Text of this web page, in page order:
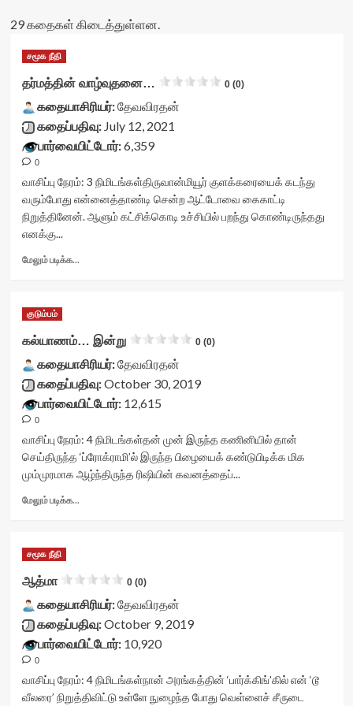
29 கதைகள் கிடைத்துள்ளன.
சமூக நீதி
தர்மத்தின் வாழ்வுதனை… 0 (0)
கதையாசிரியர்:தேவவிரதன்
கதைப்பதிவு:July 12, 2021
பார்வையிட்டோர்:6,359
0
வாசிப்பு நேரம்: 3 நிமிடங்கள்திருவான்மியூர் குளக்கரையைக் கடந்து
வரும்போது என்னைத்தாண்டி சென்ற ஆட்டோவை கைகாட்டி
நிறுத்தினேன். ஆளும் கட்சிக்கொடி உச்சியில் பறந்து கொண்டிருந்தது
எனக்கு...
மேலும் படிக்க...
<div
class="yasr-
vv-
stars-
title-
container">
class='yasr-
stars-
title
yasr-
readonly-
rater-
6c7aa3164c76a'
data-
rating='0'
data-
starsize='16'
data-
குடும்பம்
கல்யாணம்… இன்று 0 (0)
கதையாசிரியர்:தேவவிரதன்
கதைப்பதிவு:October 30, 2019
பார்வையிட்டோர்:12,615
0
வாசிப்பு நேரம்: 4 நிமிடங்கள்தன் முன் இருந்த கணினியில் தான்
செய்திருந்த ‘ப்ரோக்ராமி’ல் இருந்த பிழையைக் கண்டுபிடிக்க மிக
மும்முரமாக ஆழ்ந்திருந்த ரிஷியின் கவனத்தைப்...
மேலும் படிக்க...
class="yasr-
vv-
stars-
title-
container">
<div
stars-
title
சமூக நீதி
ஆத்மா 0 (0)
கதையாசிரியர்:தேவவிரதன்
கதைப்பதிவு:October 9, 2019
பார்வையிட்டோர்:10,920
0
வாசிப்பு நேரம்: 4 நிமிடங்கள்நான் அரங்கத்தின் ‘பார்க்கிங்’கில் என் ‘டூ
வீலரை’ நிறுத்திவிட்டு உள்ளே நுழைந்த போது வெள்ளைச் சீருடை